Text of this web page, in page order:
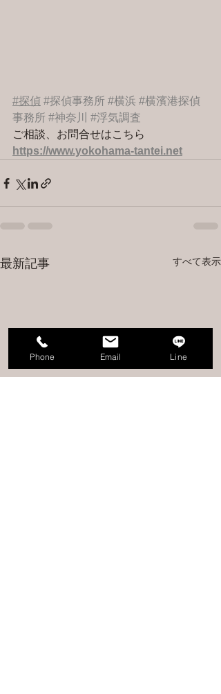
#探偵 #探偵事務所 #横浜 #横濱港探偵
事務所 #神奈川
#浮気調査
ご相談、お問合せはこちら
https://www.yokohama-tantei.net
最新記事 すべて表示
Phone Email Line